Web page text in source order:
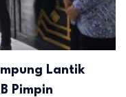
Lantik
Pimpin